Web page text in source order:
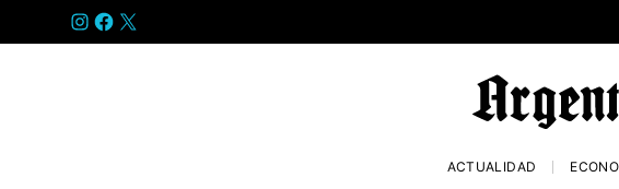
INSTAGRAM
FACEBOOK
X
ACTUALIDAD